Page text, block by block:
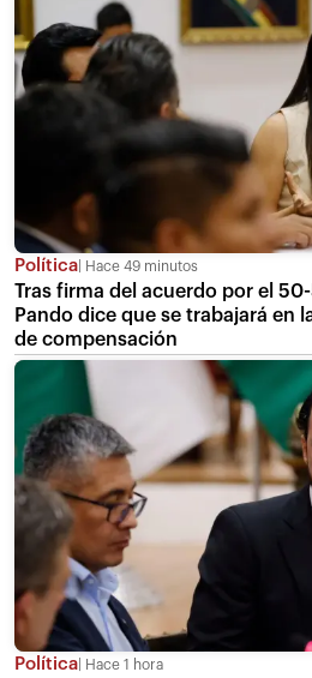
Política Hace 49 minutos
Tras firma del acuerdo por el
Pando dice que se trabajará en
de compensación
Política Hace 1 hora